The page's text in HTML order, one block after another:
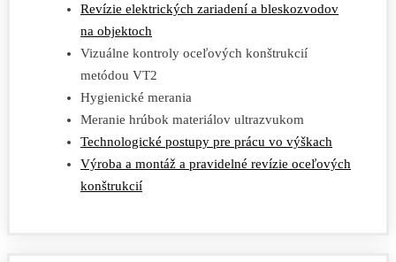
Revízie elektrických zariadení a bleskozvodov
na objektoch
Vizuálne kontroly oceľových konštrukcií
metódou VT2
Hygienické merania
Meranie hrúbok materiálov ultrazvukom
Technologické postupy pre prácu vo výškach
Výroba a montáž a pravidelné revízie oceľových
konštrukcií